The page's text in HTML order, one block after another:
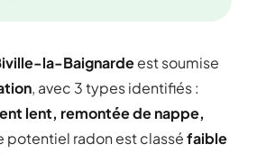
la-Baignardeest soumise
, avec 3 types identifiés :
lent, remontée de nappe,
potentiel radon est classéfaible